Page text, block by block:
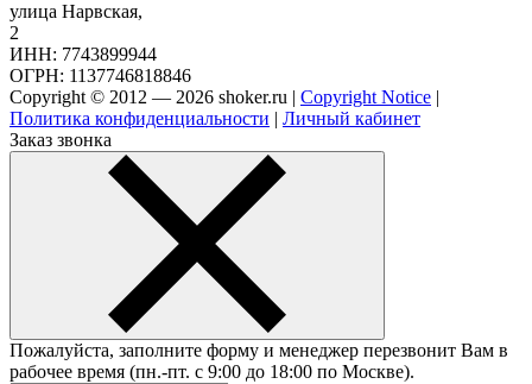
улица Нарвская,
2
ИНН: 7743899944
ОГРН: 1137746818846
Copyright © 2012 — 2026 shoker.ru | Copyright Notice |
Политика конфиденциальности | Личный кабинет
Заказ звонка
Пожалуйста, заполните форму и менеджер перезвонит Вам в
рабочее время (пн.-пт. с 9:00 до 18:00 по Москве).